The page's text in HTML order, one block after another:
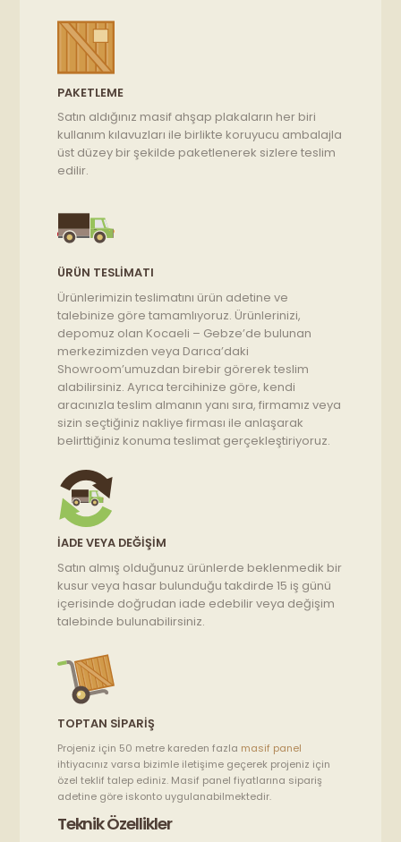
PAKETLEME
Satın aldığınız masif ahşap plakaların her biri
kullanım kılavuzları ile birlikte koruyucu ambalajla
üst düzey bir şekilde paketlenerek sizlere teslim
edilir.
ÜRÜN TESLIMATI
Ürünlerimizin teslimatını ürün adetine ve
talebinize göre tamamlıyoruz. Ürünlerinizi,
depomuz olan Kocaeli – Gebze’de bulunan
merkezimizden veya Darıca’daki
Showroom’umuzdan birebir görerek teslim
alabilirsiniz. Ayrıca tercihinize göre, kendi
aracınızla teslim almanın yanı sıra, firmamız veya
sizin seçtiğiniz nakliye firması ile anlaşarak
belirttiğiniz konuma teslimat gerçekleştiriyoruz.
İADE VEYA DEĞIŞIM
Satın almış olduğunuz ürünlerde beklenmedik bir
kusur veya hasar bulunduğu takdirde 15 iş günü
içerisinde doğrudan iade edebilir veya değişim
talebinde bulunabilirsiniz.
TOPTAN SIPARIŞ
Projeniz için 50 metre kareden fazla masif panel
ihtiyacınız varsa bizimle iletişime geçerek projeniz için
özel teklif talep ediniz. Masif panel fiyatlarına sipariş
adetine göre iskonto uygulanabilmektedir.
Teknik Özellikler